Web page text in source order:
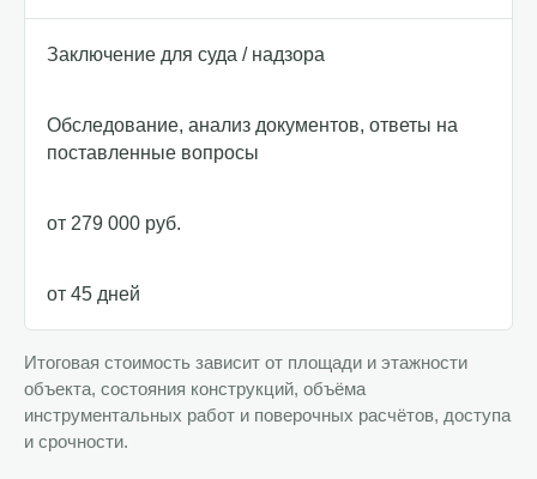
Заключение для суда / надзора
Обследование, анализ документов, ответы на
поставленные вопросы
от 279 000 руб.
от 45 дней
Итоговая стоимость зависит от площади и этажности
объекта, состояния конструкций, объёма
инструментальных работ и поверочных расчётов, доступа
и срочности.